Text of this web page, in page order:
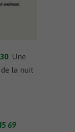
. Une
la nuit
69